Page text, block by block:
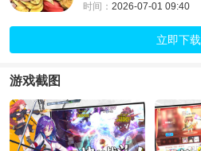
时间： 2026-07-01 09:40
立即下载
游戏截图